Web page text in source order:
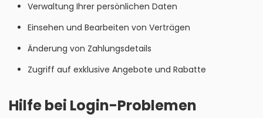
Verwaltung Ihrer persönlichen Daten
Einsehen und Bearbeiten von Verträgen
Änderung von Zahlungsdetails
Zugriff auf exklusive Angebote und Rabatte
Hilfe bei Login-Problemen